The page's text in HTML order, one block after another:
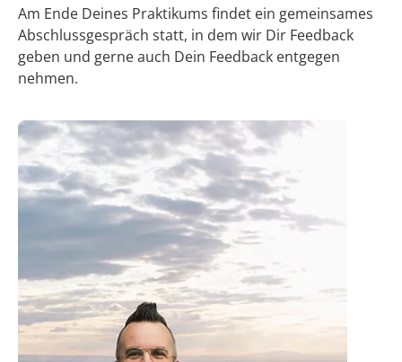
Am Ende Deines Praktikums findet ein gemeinsames
Abschlussgespräch statt, in dem wir Dir Feedback
geben und gerne auch Dein Feedback entgegen
nehmen.